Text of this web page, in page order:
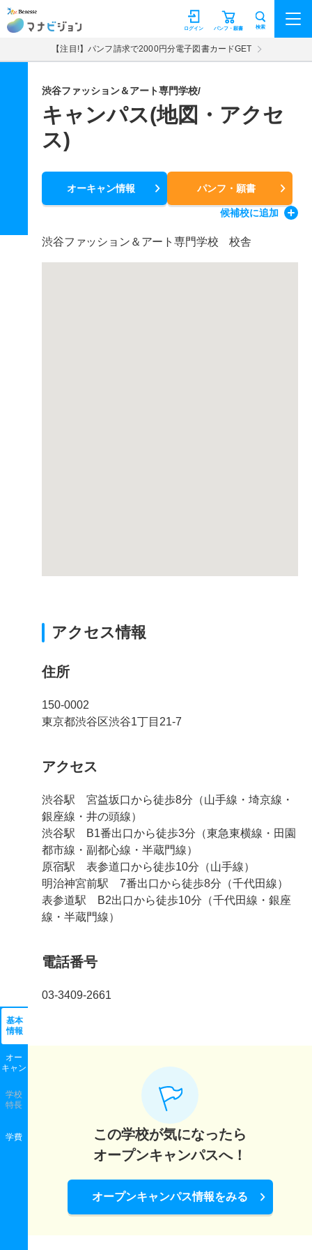
マナビジョン パンフ・願書
ログイン 検索
【注目!】パンフ請求で2000円分電子図書カードGET
渋谷ファッション＆アート専門学校/
キャンパス(地図・アクセ
ス)
オーキャン情報 パンフ・願書
候補校に追加
基本
情報
オー
キャン
学校
特長
学費
渋谷ファッション＆アート専門学校 校舎
アクセス情報
住所
150-0002
東京都渋谷区渋谷1丁目21-7
アクセス
渋谷駅 宮益坂口から徒歩8分（山手線・埼京線・
銀座線・井の頭線）
渋谷駅 B1番出口から徒歩3分（東急東横線・田園
都市線・副都心線・半蔵門線）
原宿駅 表参道口から徒歩10分（山手線）
明治神宮前駅 7番出口から徒歩8分（千代田線）
表参道駅 B2出口から徒歩10分（千代田線・銀座
線・半蔵門線）
電話番号
03-3409-2661
この学校が気になったら
オープンキャンパスへ！
オープンキャンパス情報をみる